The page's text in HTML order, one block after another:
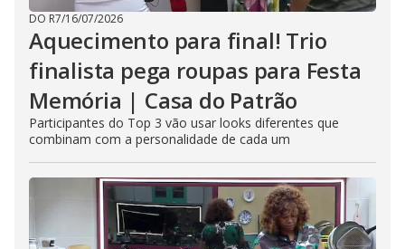
DO R7/16/07/2026
Aquecimento para final! Trio
finalista pega roupas para Festa
Memória | Casa do Patrão
Participantes do Top 3 vão usar looks diferentes que
combinam com a personalidade de cada um